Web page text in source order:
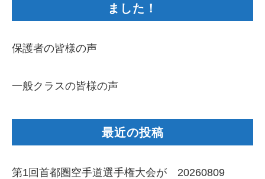
ました！
保護者の皆様の声
一般クラスの皆様の声
最近の投稿
第1回首都圏空手道選手権大会が 20260809